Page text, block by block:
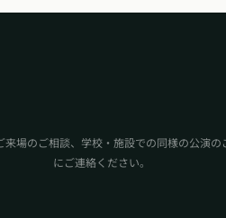
来場のご相談、学校・施設での同様の公演の
にご連絡ください。